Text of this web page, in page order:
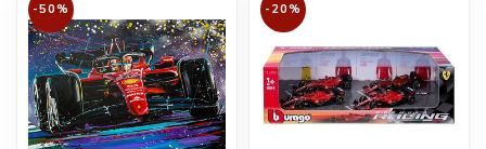
-50% -20%